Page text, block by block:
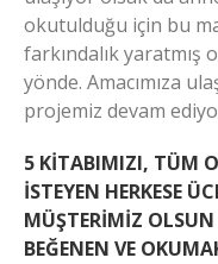
okutulduğu için bu
farkındalık yaratmış
yönde. Amacımıza
projemiz devam
5 KİTABIMIZI, TÜM
İSTEYEN HERKESE
MÜŞTERİMİZ
BEĞENEN VE